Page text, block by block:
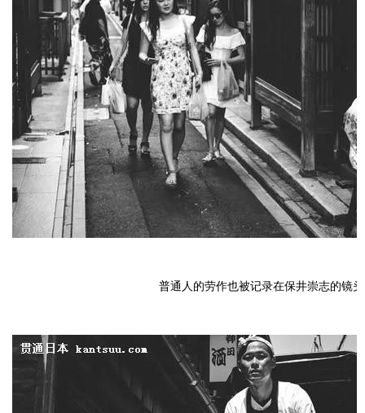
普通人的劳作也被记录在保井崇志的镜